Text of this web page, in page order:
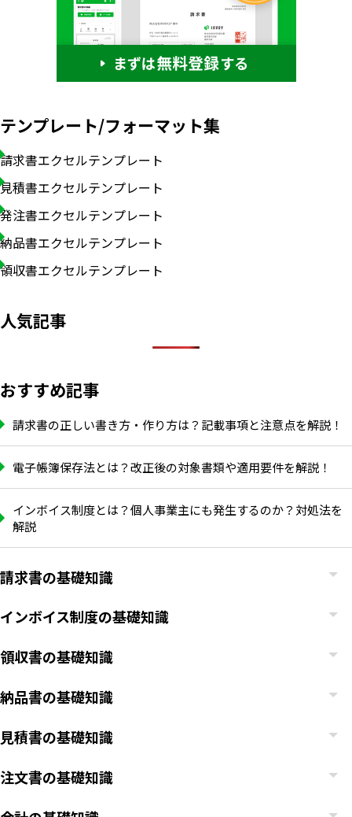
テンプレート/フォーマット集
請求書エクセルテンプレート
見積書エクセルテンプレート
発注書エクセルテンプレート
納品書エクセルテンプレート
領収書エクセルテンプレート
人気記事
おすすめ記事
請求書の正しい書き方・作り方は？記載事項と注意点を解説！
電子帳簿保存法とは？改正後の対象書類や適用要件を解説！
インボイス制度とは？個人事業主にも発生するのか？対処法を
解説
請求書の基礎知識
インボイス制度の基礎知識
領収書の基礎知識
納品書の基礎知識
見積書の基礎知識
注文書の基礎知識